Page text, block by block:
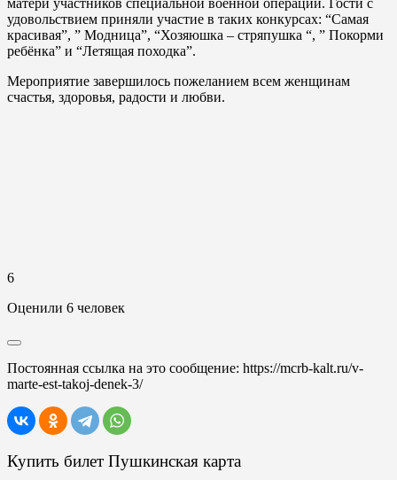
матери участников специальной военной операции. Гости с
удовольствием приняли участие в таких конкурсах: “Самая
красивая”, ” Модница”, “Хозяюшка – стряпушка “, ” Покорми
ребёнка” и “Летящая походка”.
Мероприятие завершилось пожеланием всем женщинам
счастья, здоровья, радости и любви.
6
Оценили 6 человек
Постоянная ссылка на это сообщение: https://mcrb-kalt.ru/v-
marte-est-takoj-denek-3/
Купить билет Пушкинская карта